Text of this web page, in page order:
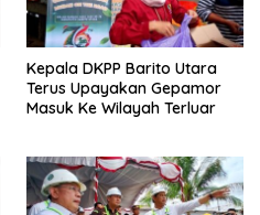
Kepala DKPP Barito Utara
Terus Upayakan Gepamor
Masuk Ke Wilayah Terluar